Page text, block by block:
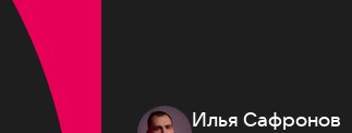
Илья Сафронов